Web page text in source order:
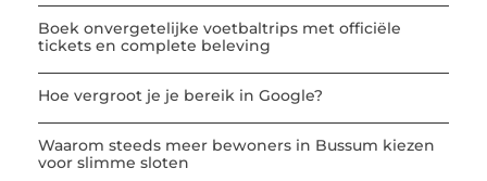
Boek onvergetelijke voetbaltrips met officiële
tickets en complete beleving
Hoe vergroot je je bereik in Google?
Waarom steeds meer bewoners in Bussum kiezen
voor slimme sloten